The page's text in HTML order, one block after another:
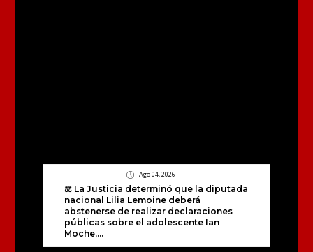
Ago 04, 2026
⚖️ La Justicia determinó que la diputada
nacional Lilia Lemoine deberá
abstenerse de realizar declaraciones
públicas sobre el adolescente Ian
Moche,...